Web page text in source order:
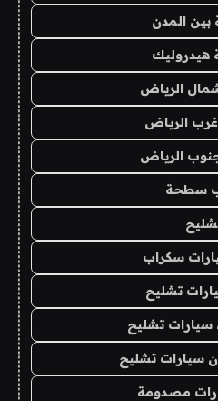
المدن
الرياض
الرياض
الرياض
سطحة
سكراب
تشليح
سيارات تشليح
سيارات تشليح
مصدومة